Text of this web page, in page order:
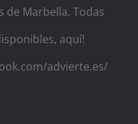
de Marbella. Todas
aquí!
advierte.es/